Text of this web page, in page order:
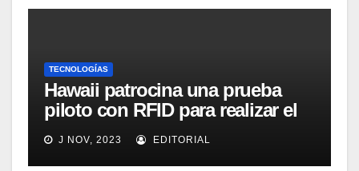
TECNOLOGÍAS
Hawaii patrocina una prueba
piloto con RFID para realizar el
seguimiento y control de
alimentos
J NOV, 2023 EDITORIAL